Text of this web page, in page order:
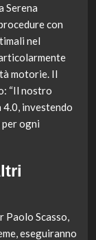
Serena
con
nel
motorie. Il
“Il nostro
investendo
ogni
Paolo Scasso,
eseguiranno